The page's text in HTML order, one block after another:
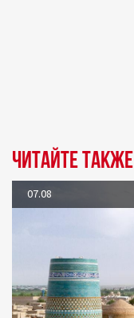
Читайте также
07.08